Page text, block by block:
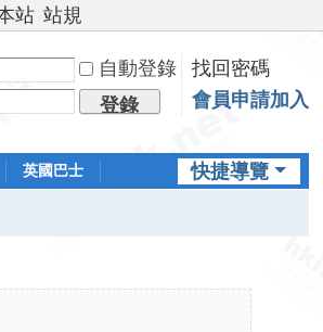
站 站規
自動登錄
找回密碼
登錄 會員申請加入
快捷導覽
英國巴士